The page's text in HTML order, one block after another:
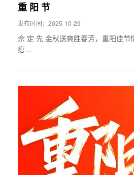
重 阳 节
发布时间：2025-10-29
佘 定 先 金秋送爽胜春芳，重阳佳节
瘦…